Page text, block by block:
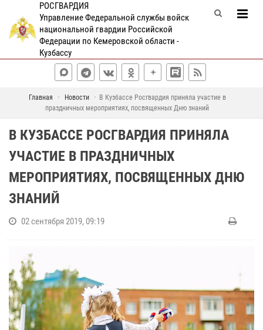
РОСГВАРДИЯ
Управление Федеральной службы войск
национальной гвардии Российской
Федерации по Кемеровской области -
Кузбассу
Главная Новости
В Кузбассе Росгвардия приняла участие в
праздничных мероприятиях, посвященных Дню знаний
В КУЗБАССЕ РОСГВАРДИЯ ПРИНЯЛА
УЧАСТИЕ В ПРАЗДНИЧНЫХ
МЕРОПРИЯТИЯХ, ПОСВЯЩЕННЫХ ДНЮ
ЗНАНИЙ
02 сентября 2019, 09:19